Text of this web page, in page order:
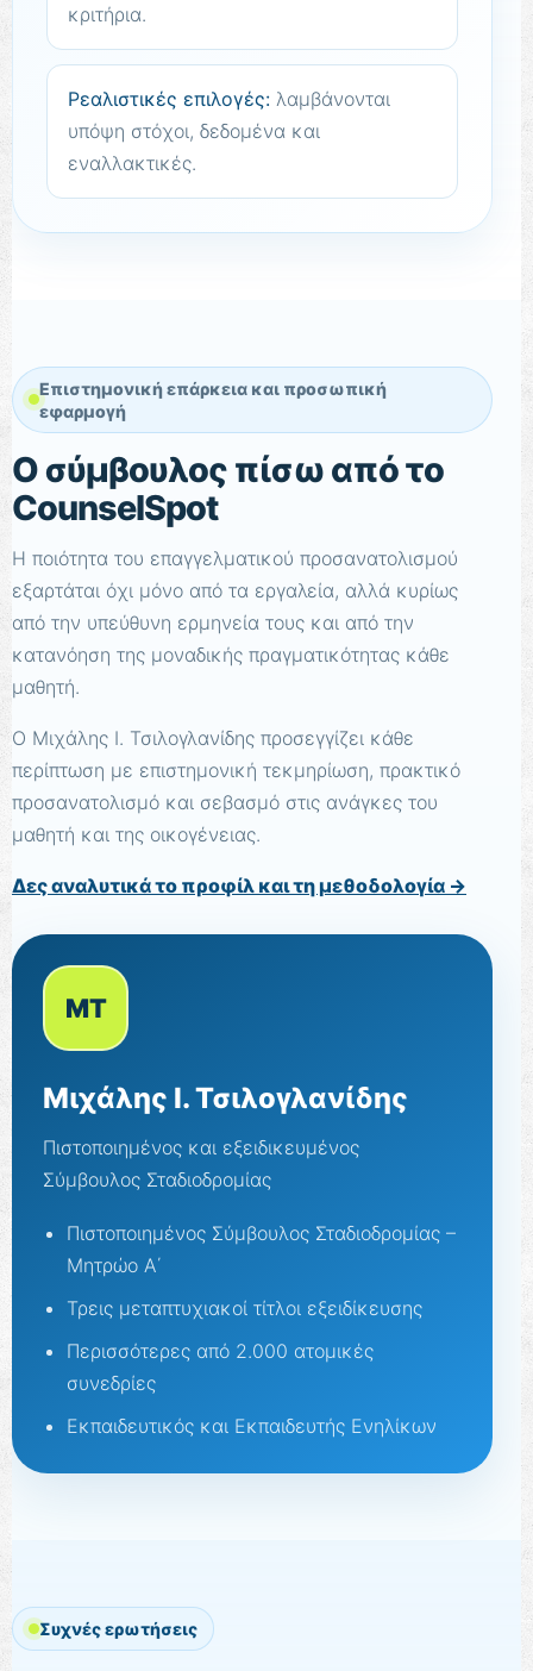
κριτήρια.
Ρεαλιστικές επιλογές: λαμβάνονται
υπόψη στόχοι, δεδομένα και
εναλλακτικές.
Επιστημονική επάρκεια και προσωπική
εφαρμογή
Ο σύμβουλος πίσω από το
CounselSpot
Η ποιότητα του επαγγελματικού προσανατολισμού
εξαρτάται όχι μόνο από τα εργαλεία, αλλά κυρίως
από την υπεύθυνη ερμηνεία τους και από την
κατανόηση της μοναδικής πραγματικότητας κάθε
μαθητή.
Ο Μιχάλης Ι. Τσιλογλανίδης προσεγγίζει κάθε
περίπτωση με επιστημονική τεκμηρίωση, πρακτικό
προσανατολισμό και σεβασμό στις ανάγκες του
μαθητή και της οικογένειας.
Δες αναλυτικά το προφίλ και τη μεθοδολογία →
ΜΤ
Μιχάλης Ι. Τσιλογλανίδης
Πιστοποιημένος και εξειδικευμένος
Σύμβουλος Σταδιοδρομίας
Πιστοποιημένος Σύμβουλος Σταδιοδρομίας –
Μητρώο Α΄
Τρεις μεταπτυχιακοί τίτλοι εξειδίκευσης
Περισσότερες από 2.000 ατομικές
συνεδρίες
Εκπαιδευτικός και Εκπαιδευτής Ενηλίκων
Συχνές ερωτήσεις